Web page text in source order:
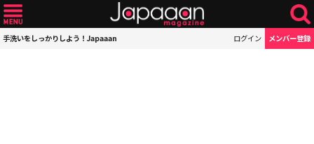
手洗いをしっかりしよう！Japaaan ログイン メンバー登録